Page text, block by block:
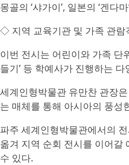
몽골의 ‘샤가이’, 일본의 ‘겐
◇ 지역 교육기관 및 가족 관람
이번 전시는 어린이와 가족 단
들기’ 등 학예사가 진행하는
세계인형박물관 유만찬 관장
는 매체를 통해 아시아의 풍성
파주 세계인형박물관에서의
옮겨 지역 순회 전시를 이어갈
수 있다.